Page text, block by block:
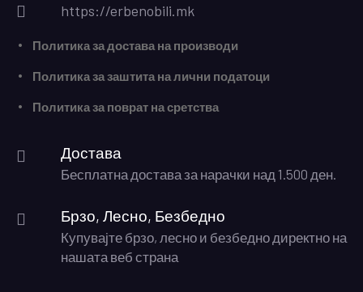
https://erbenobili.mk
Политика за достава на производи
Политика за заштита на лични податоци
Политика за поврат на сретства
Достава
Бесплатна достава за нарачки над 1.500 ден.
Брзо, Лесно, Безбедно
Купувајте брзо, лесно и безбедно директно на
нашата веб страна